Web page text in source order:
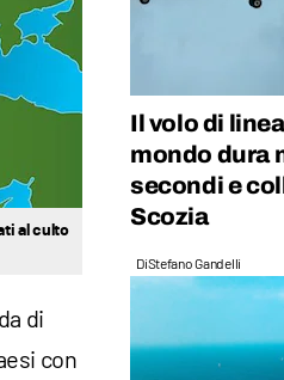
al culto
di
con
Il volo di
mondo dura
secondi e
Scozia
DiStefano Gandelli